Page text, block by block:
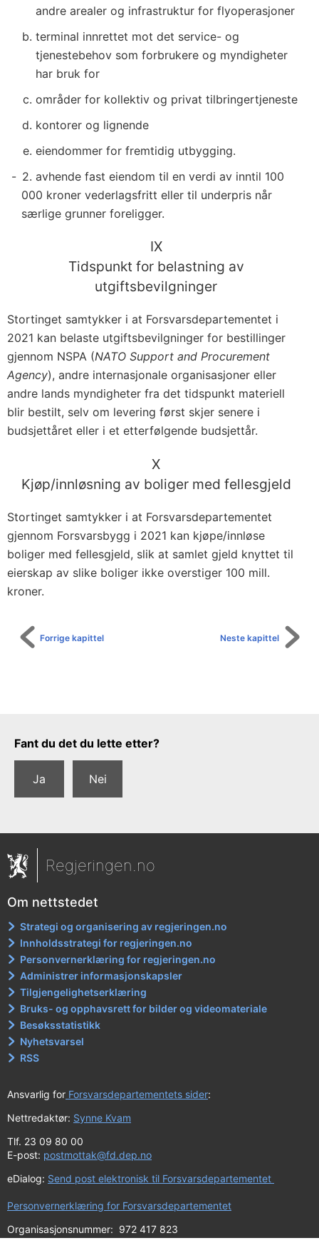
andre arealer og infrastruktur for flyoperasjoner
terminal innrettet mot det service- og
tjenestebehov som forbrukere og myndigheter
har bruk for
områder for kollektiv og privat tilbringertjeneste
kontorer og lignende
eiendommer for fremtidig utbygging.
2. avhende fast eiendom til en verdi av inntil 100
000 kroner vederlagsfritt eller til underpris når
særlige grunner foreligger.
IX
Tidspunkt for belastning av
utgiftsbevilgninger
Stortinget samtykker i at Forsvarsdepartementet i
2021 kan belaste utgiftsbevilgninger for bestillinger
gjennom NSPA (NATO Support and Procurement
Agency), andre internasjonale organisasjoner eller
andre lands myndigheter fra det tidspunkt materiell
blir bestilt, selv om levering først skjer senere i
budsjettåret eller i et etterfølgende budsjettår.
X
Kjøp/innløsning av boliger med fellesgjeld
Stortinget samtykker i at Forsvarsdepartementet
gjennom Forsvarsbygg i 2021 kan kjøpe/innløse
boliger med fellesgjeld, slik at samlet gjeld knyttet til
eierskap av slike boliger ikke overstiger 100 mill.
kroner.
Neste kapittel
Forrige kapittel
Tilbakemeldingsskjema
Fant du det du lette etter?
Ja Nei
Regjeringen.no
Om nettstedet
Strategi og organisering av regjeringen.no
Innholdsstrategi for regjeringen.no
Personvernerklæring for regjeringen.no
Administrer informasjonskapsler
Tilgjengelighetserklæring
Bruks- og opphavsrett for bilder og videomateriale
Besøksstatistikk
Nyhetsvarsel
RSS
Ansvarlig for Forsvarsdepartementets sider:
Nettredaktør: Synne Kvam
Tlf. 23 09 80 00
E-post: postmottak@fd.dep.no
eDialog: Send post elektronisk til Forsvarsdepartementet
Personvernerklæring for Forsvarsdepartementet
Organisasjonsnummer: 972 417 823